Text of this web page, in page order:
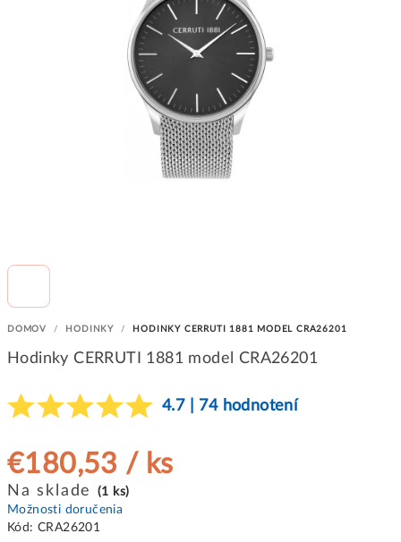
DOMOV / HODINKY / HODINKY CERRUTI 1881 MODEL CRA26201
Hodinky CERRUTI 1881 model CRA26201
4.7 | 74 hodnotení
€180,53 / ks
Jednotková
cena:
Na sklade
(1 ks)
Možnosti doručenia
Kód: CRA26201